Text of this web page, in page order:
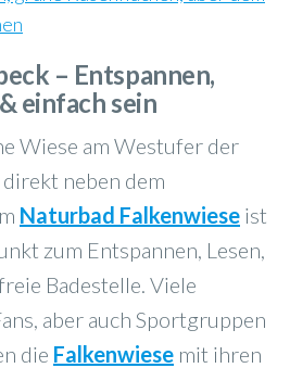
– Entspannen,
einfach sein
Wiese am Westufer der
neben dem
Naturbad Falkenwiese ist
zum Entspannen, Lesen,
Badestelle. Viele
aber auch Sportgruppen
die Falkenwiese mit ihren